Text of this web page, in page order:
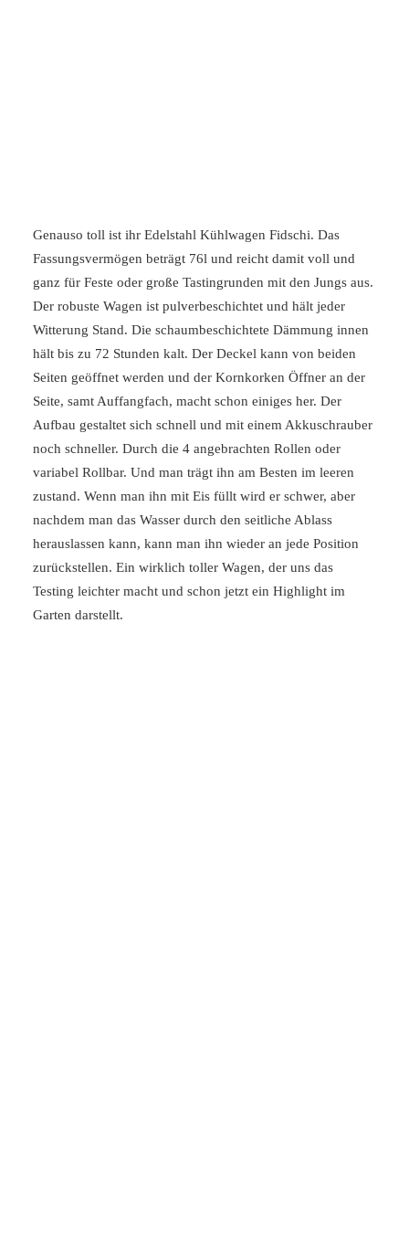
Genauso toll ist ihr Edelstahl Kühlwagen Fidschi. Das
Fassungsvermögen beträgt 76l und reicht damit voll und
ganz für Feste oder große Tastingrunden mit den Jungs aus.
Der robuste Wagen ist pulverbeschichtet und hält jeder
Witterung Stand. Die schaumbeschichtete Dämmung innen
hält bis zu 72 Stunden kalt. Der Deckel kann von beiden
Seiten geöffnet werden und der Kornkorken Öffner an der
Seite, samt Auffangfach, macht schon einiges her. Der
Aufbau gestaltet sich schnell und mit einem Akkuschrauber
noch schneller. Durch die 4 angebrachten Rollen oder
variabel Rollbar. Und man trägt ihn am Besten im leeren
zustand. Wenn man ihn mit Eis füllt wird er schwer, aber
nachdem man das Wasser durch den seitliche Ablass
herauslassen kann, kann man ihn wieder an jede Position
zurückstellen. Ein wirklich toller Wagen, der uns das
Testing leichter macht und schon jetzt ein Highlight im
Garten darstellt.